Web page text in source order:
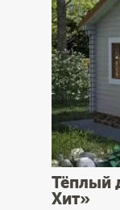
Тёплый
Хит»